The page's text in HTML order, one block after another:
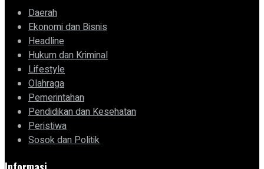
Daerah
Ekonomi dan Bisnis
Headline
Hukum dan Kriminal
Lifestyle
Olahraga
Pemerintahan
Pendidikan dan Kesehatan
Peristiwa
Sosok dan Politik